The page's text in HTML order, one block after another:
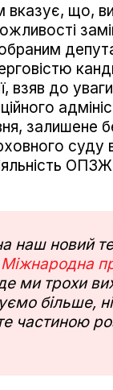
вказує, що,
взяв до
залишене
суду
наш новий
ми трохи
більше,
частиною